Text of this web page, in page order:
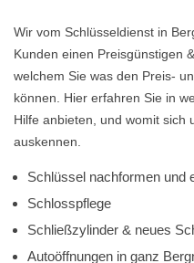
Wir vom Schlüsseldienst in
Kunden einen Preisgünstigen
welchem Sie was den Preis-
können. Hier erfahren Sie in
Hilfe anbieten, und womit sich
auskennen.
Schlüssel nachformen und
Schlosspflege
Schließzylinder & neues
Autoöffnungen in ganz